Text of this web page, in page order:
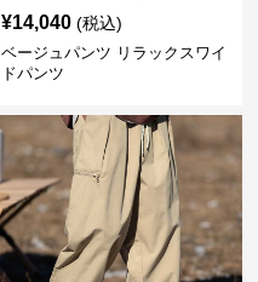
¥14,040 (税込)
ベージュパンツ リラックスワイ
ドパンツ